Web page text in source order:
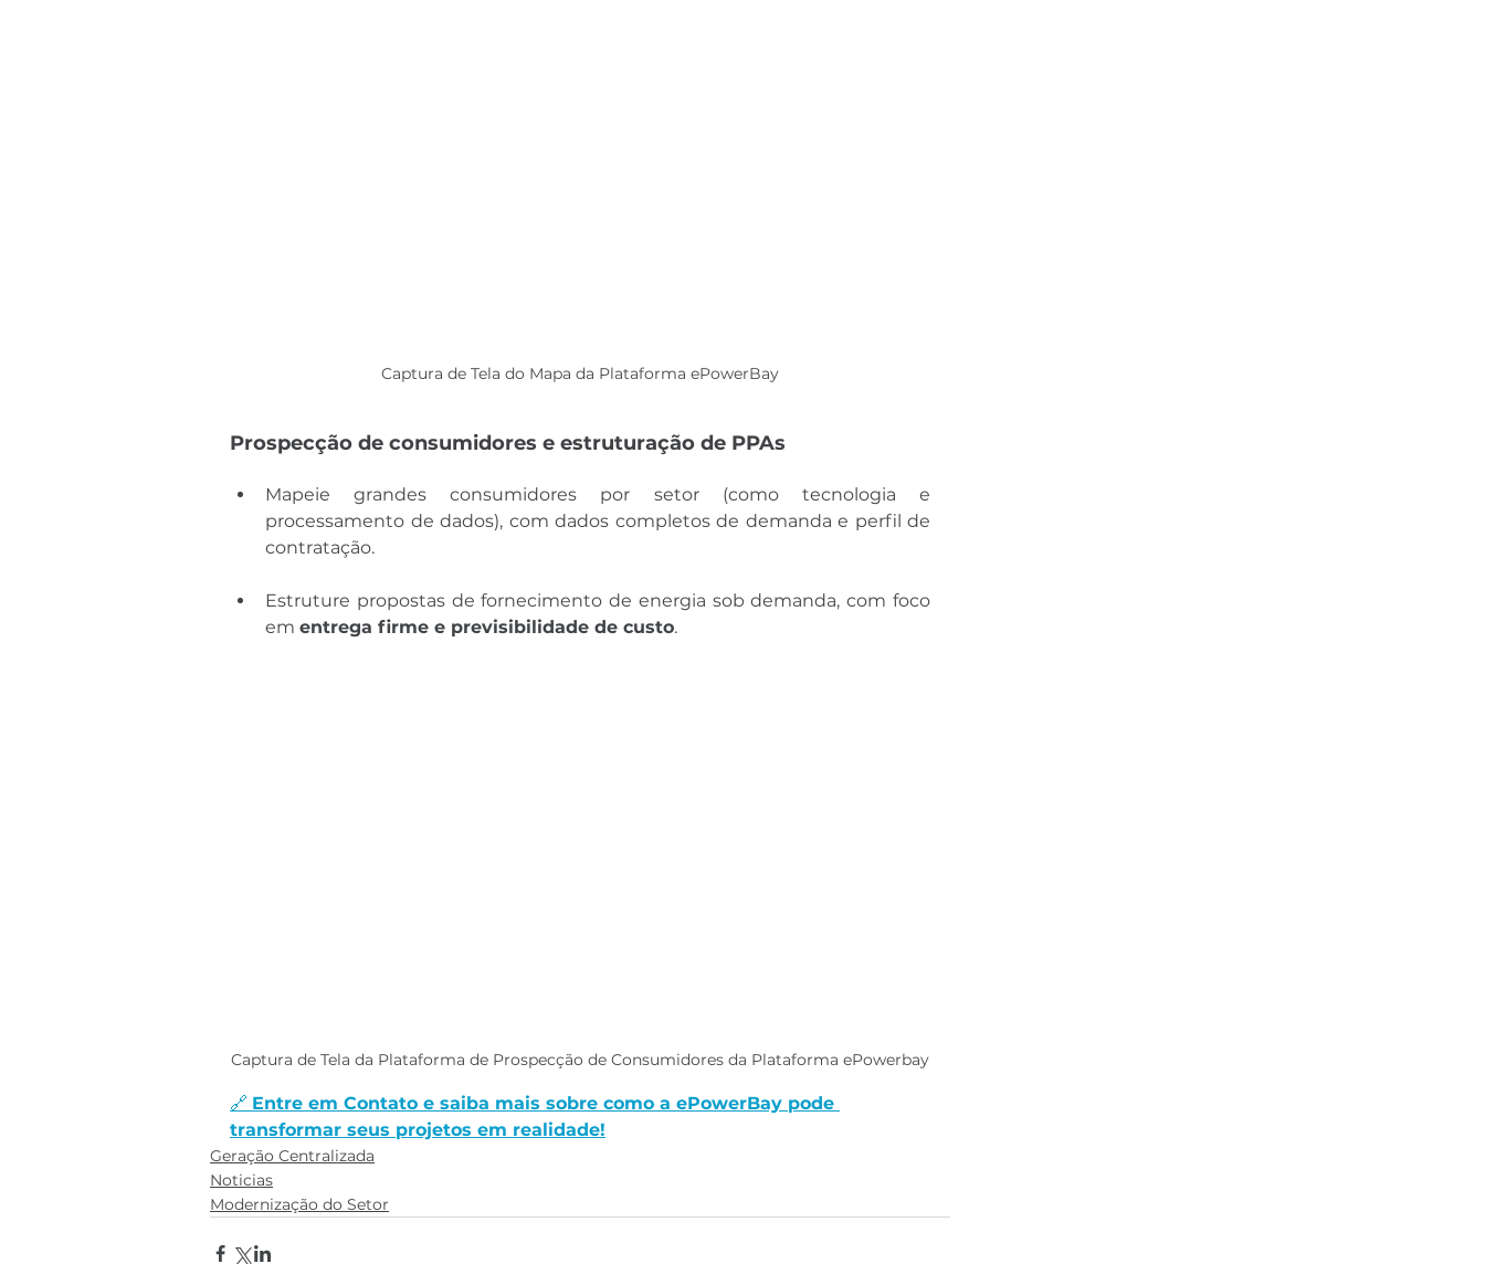
Captura de Tela do Mapa da Plataforma ePowerBay
Prospecção de consumidores e estruturação de PPAs
Mapeie grandes consumidores por setor (como tecnologia e
processamento de dados), com dados completos de demanda e perfil de
contratação.
Estruture propostas de fornecimento de energia sob demanda, com foco
em entrega firme e previsibilidade de custo.
Captura de Tela da Plataforma de Prospecção de Consumidores da Plataforma ePowerbay
🔗 Entre em Contato e saiba mais sobre como a ePowerBay pode
transformar seus projetos em realidade!
Geração Centralizada
Noticias
Modernização do Setor